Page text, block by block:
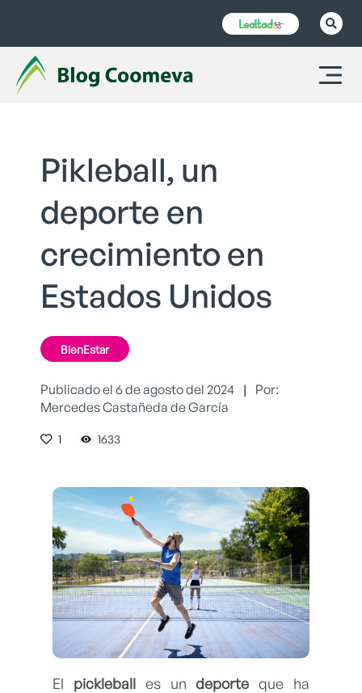
Pikleball, un
deporte en
crecimiento en
Estados Unidos
BienEstar
Publicado el 6 de agosto del 2024 |
Por:
Mercedes Castañeda de García
1 1633
El pickleball es un deporte que ha